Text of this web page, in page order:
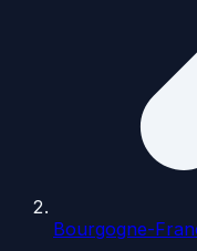
Bourgogne-